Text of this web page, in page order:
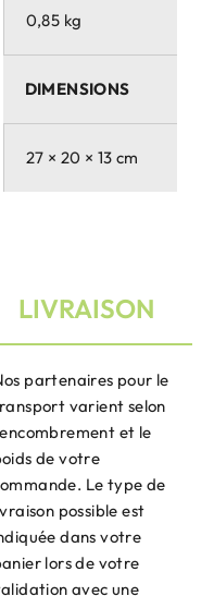
0,85 kg
DIMENSIONS
27 × 20 × 13 cm
LIVRAISON
partenaires pour le
varient selon
et le
de votre
Le type de
possible est
dans votre
lors de votre
avec une